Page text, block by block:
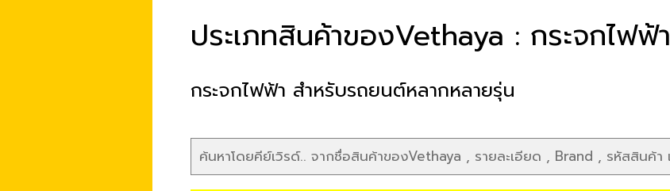
ประเภทสินค้าของVethaya : กระจกไฟฟ้า
กระจกไฟฟ้า สำหรับรถยนต์หลากหลายรุ่น